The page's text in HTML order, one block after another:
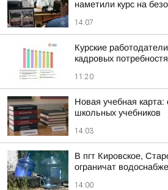
наметили курс на
14:07
Курские
кадровых
11:20
Новая учебная
школьных учебников
14:03
В пгт Кировское,
ограничат
14:00